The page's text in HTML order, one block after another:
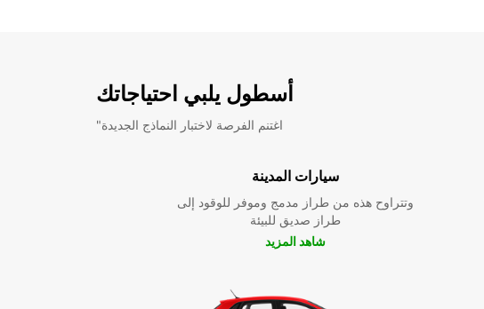
أسطول يلبي احتياجاتك
"اغتنم الفرصة لاختبار النماذج الجديدة
سيارات المدينة
وتتراوح هذه من طراز مدمج وموفر للوقود إلى
طراز صديق للبيئة
شاهد المزيد